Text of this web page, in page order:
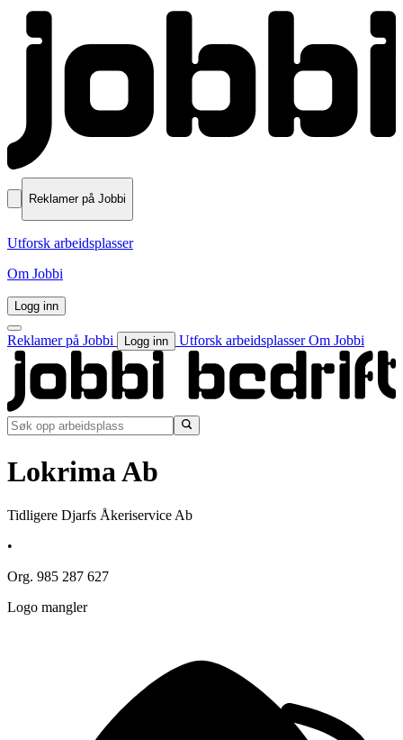
Reklamer på Jobbi
Utforsk arbeidsplasser
Om Jobbi
Logg inn
Reklamer på Jobbi Logg inn Utforsk arbeidsplasserOm Jobbi
Lokrima Ab
Tidligere Djarfs Åkeriservice Ab
•
Org. 985 287 627
Logo mangler